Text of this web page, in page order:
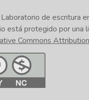
Laboratorio de escritura
está protegido por una
Commons